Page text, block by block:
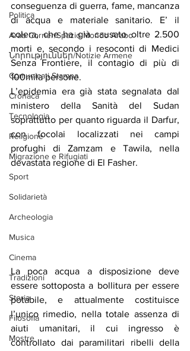
Politica
Arab Corner/Spazio Mondo Arabo
Նորություններ/Notizie Armene
Comunicati Stampa
Cronaca
Tecnologia
Religione
Migrazione e Rifugiati
Sport
Solidarietà
Archeologia
Musica
Cinema
Tradizioni
Storia
Filosofia
Mostre
conseguenza di guerra, fame, mancanza
di acqua e materiale sanitario. E’ il
colera, che ha già causato oltre 2.500
morti e, secondo i resoconti di Medici
Senza Frontiere, il contagio di più di
100mila persone.
L’epidemia era già stata segnalata dal
ministero della Sanità del Sudan
soprattutto per quanto riguarda il Darfur,
con focolai localizzati nei campi
profughi di Zamzam e Tawila, nella
devastata regione di El Fasher.
La poca acqua a disposizione deve
essere sottoposta a bollitura per essere
potabile, e attualmente costituisce
l’unico rimedio, nella totale assenza di
aiuti umanitari, il cui ingresso è
controllato dai paramilitari ribelli della